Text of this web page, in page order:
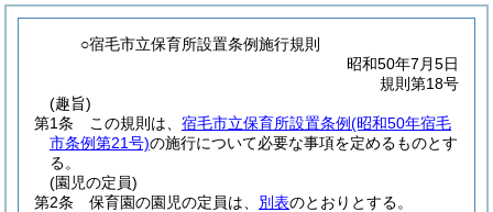
○宿毛市立保育所設置条例施行規則
昭和50年7月5日
規則第18号
(趣旨)
第1条
この規則は、 宿毛市立保育所設置条例(昭和50年宿毛
市条例第21号)の施行について必要な事項を定めるものとす
る。
(園児の定員)
第2条
保育園の園児の定員は、 別表のとおりとする。